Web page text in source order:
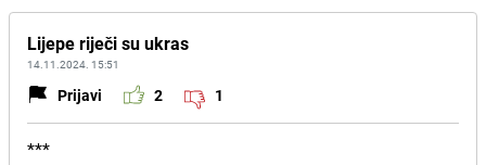
Lijepe riječi su ukras
14.11.2024. 15:51
Prijavi 2 1
***